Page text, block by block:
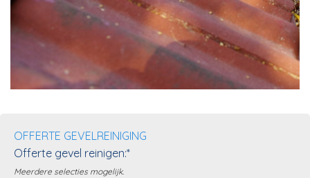
OFFERTE GEVELREINIGING
Offerte gevel reinigen:*
Meerdere selecties mogelijk.